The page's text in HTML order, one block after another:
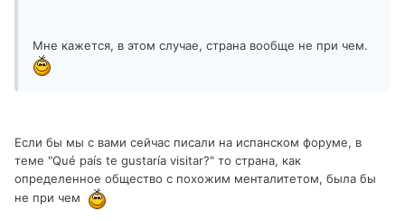
Мне кажется, в этом случае, страна вообще не при чем.
Если бы мы с вами сейчас писали на испанском форуме, в
теме "Qué país te gustaría visitar?" то страна, как
определенное общество с похожим менталитетом, была бы
не при чем